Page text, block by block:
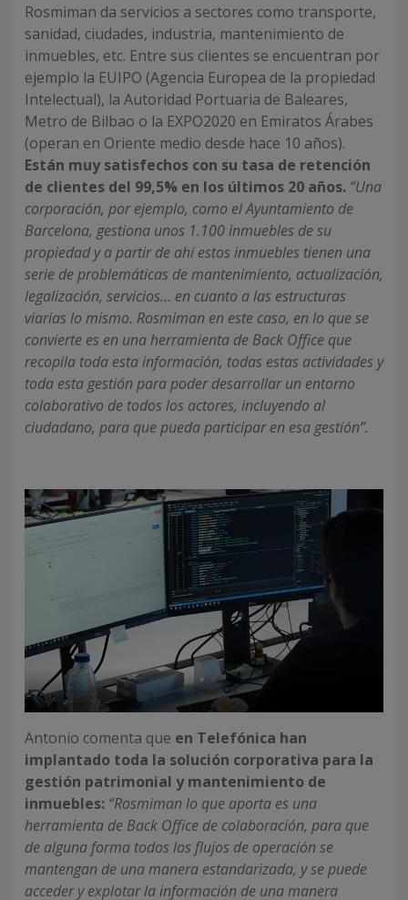
Rosmiman da servicios a sectores como transporte,
sanidad, ciudades, industria, mantenimiento de
inmuebles, etc. Entre sus clientes se encuentran por
ejemplo la EUIPO (Agencia Europea de la propiedad
Intelectual), la Autoridad Portuaria de Baleares,
Metro de Bilbao o la EXPO2020 en Emiratos Árabes
(operan en Oriente medio desde hace 10 años).
Están muy satisfechos con su tasa de retención
de clientes del 99,5% en los últimos 20 años. “Una
corporación, por ejemplo, como el Ayuntamiento de
Barcelona, gestiona unos 1.100 inmuebles de su
propiedad y a partir de ahí estos inmuebles tienen una
serie de problemáticas de mantenimiento, actualización,
legalización, servicios… en cuanto a las estructuras
viarias lo mismo. Rosmiman en este caso, en lo que se
convierte es en una herramienta de Back Office que
recopila toda esta información, todas estas actividades y
toda esta gestión para poder desarrollar un entorno
colaborativo de todos los actores, incluyendo al
ciudadano, para que pueda participar en esa gestión”.
Antonio comenta que en Telefónica han
implantado toda la solución corporativa para la
gestión patrimonial y mantenimiento de
inmuebles: “Rosmiman lo que aporta es una
herramienta de Back Office de colaboración, para que
de alguna forma todos los flujos de operación se
mantengan de una manera estandarizada, y se puede
acceder y explotar la información de una manera